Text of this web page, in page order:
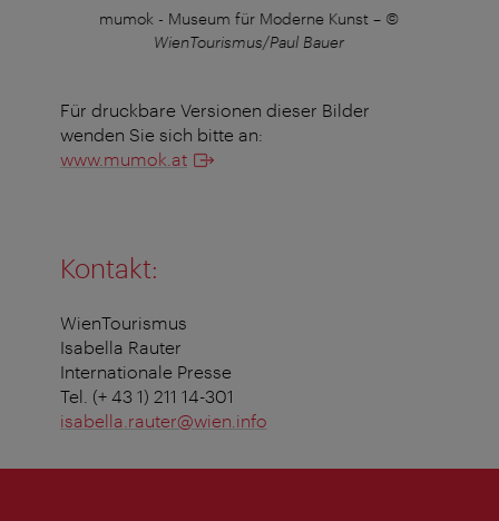
mumok - Museum für Moderne Kunst – ©
WienTourismus/Paul Bauer
Für druckbare Versionen dieser Bilder
wenden Sie sich bitte an:
www.mumok.at
Kontakt:
WienTourismus
Isabella Rauter
Internationale Presse
Tel. (+ 43 1) 211 14-301
isabella.rauter@wien.info